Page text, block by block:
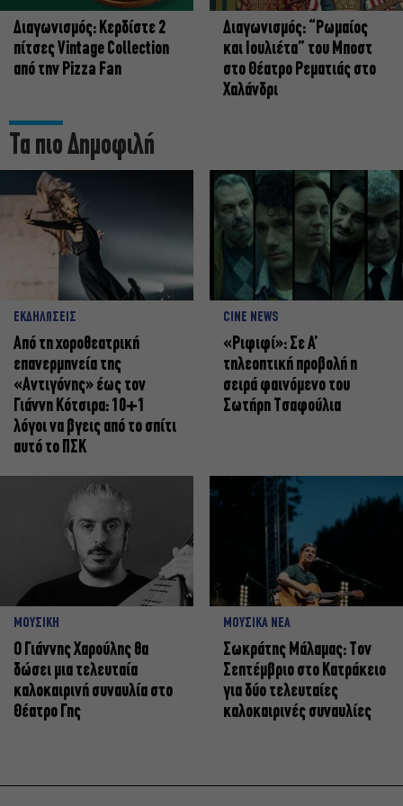
Διαγωνισμός: Κερδίστε 2
πίτσες Vintage Collection
από την Pizza Fan
Διαγωνισμός: “Ρωμαίος
και Ιουλιέτα” του Μποστ
στο Θέατρο Ρεματιάς στο
Χαλάνδρι
Τα πιο Δημοφιλή
ΕΚΔΗΛΩΣΕΙΣ
Από τη χοροθεατρική
επανερμηνεία της
«Αντιγόνης» έως τον
Γιάννη Κότσιρα: 10+1
λόγοι να βγεις από το σπίτι
αυτό το ΠΣΚ
CINE NEWS
«Ριφιφί»: Σε Α’
τηλεοπτική προβολή η
σειρά φαινόμενο του
Σωτήρη Τσαφούλια
ΜΟΥΣΙΚΗ
Ο Γιάννης Χαρούλης θα
δώσει μια τελευταία
καλοκαιρινή συναυλία στο
Θέατρο Γης
ΜΟΥΣΙΚΑ ΝΕΑ
Σωκράτης Μάλαμας: Τον
Σεπτέμβριο στο Κατράκειο
για δύο τελευταίες
καλοκαιρινές συναυλίες